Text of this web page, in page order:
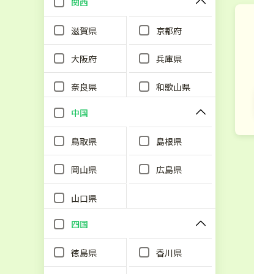
滋賀県 京都府
大阪府 兵庫県
奈良県 和歌山県
中国
鳥取県 島根県
岡山県 広島県
山口県
四国
徳島県 香川県